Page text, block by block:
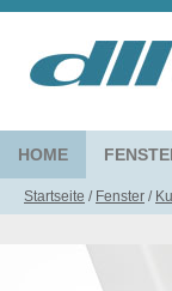
HOME
Startseite / Fenster /